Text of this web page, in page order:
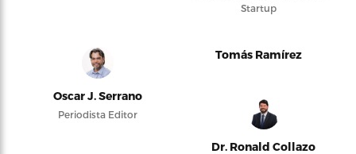
Startup
Oscar J. Serrano
Periodista Editor
Tomás Ramírez
Dr. Ronald Collazo